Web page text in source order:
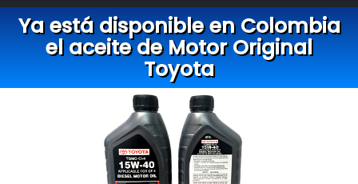
Ya está disponible en Colombia
el aceite de Motor Original
Toyota